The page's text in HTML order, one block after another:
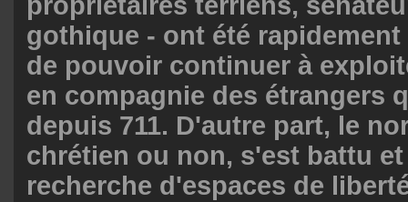
gothique - ont été
de pouvoir continuer à
en compagnie des étrangers
depuis 711. D'autre part, le
chrétien ou non, s'est battu
recherche d'espaces de